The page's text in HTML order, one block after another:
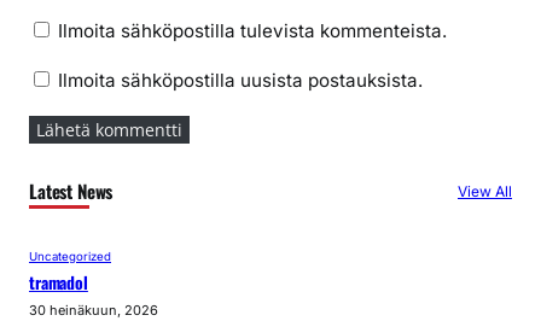
Ilmoita sähköpostilla tulevista kommenteista.
Ilmoita sähköpostilla uusista postauksista.
Latest News View All
Uncategorized
tramadol
30 heinäkuun, 2026